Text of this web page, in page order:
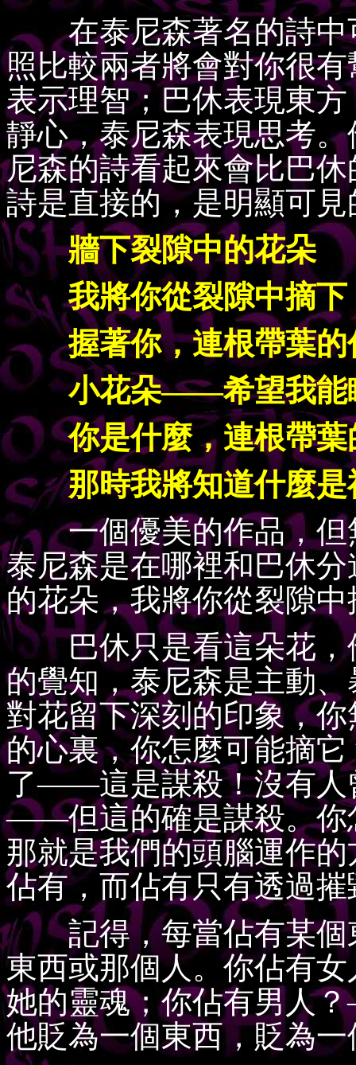
在泰尼森著名的詩中
照比較兩者將會對你很
表示理智；巴休表現東
靜心，泰尼森表現思考
尼森的詩看起來會比巴
詩是直接的，是明顯可見
牆下裂隙中的花朵
我將你從裂隙中摘下
握著你，連根帶葉
小花朵——希望我能
你是什麼，連根帶
那時我將知道什麼
一個優美的作品，但
泰尼森是在哪裡和巴休
的花朵，我將你從裂隙
巴休只是看這朵花，
的覺知，泰尼森是主動
對花留下深刻的印象，
的心裏，你怎麼可能摘
了——這是謀殺！沒有人
——但這的確是謀殺。你
那就是我們的頭腦運作
佔有，而佔有只有透過
記得，每當佔有某個
東西或那個人。你佔有
她的靈魂；你佔有男人
他貶為一個東西，貶為